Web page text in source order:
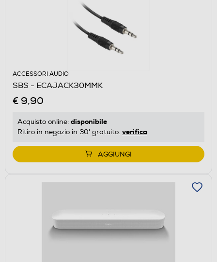
ACCESSORI AUDIO
SBS - ECAJACK30MMK
€ 9,90
Acquisto online: disponibile
Ritiro in negozio in 30' gratuito: verifica
AGGIUNGI